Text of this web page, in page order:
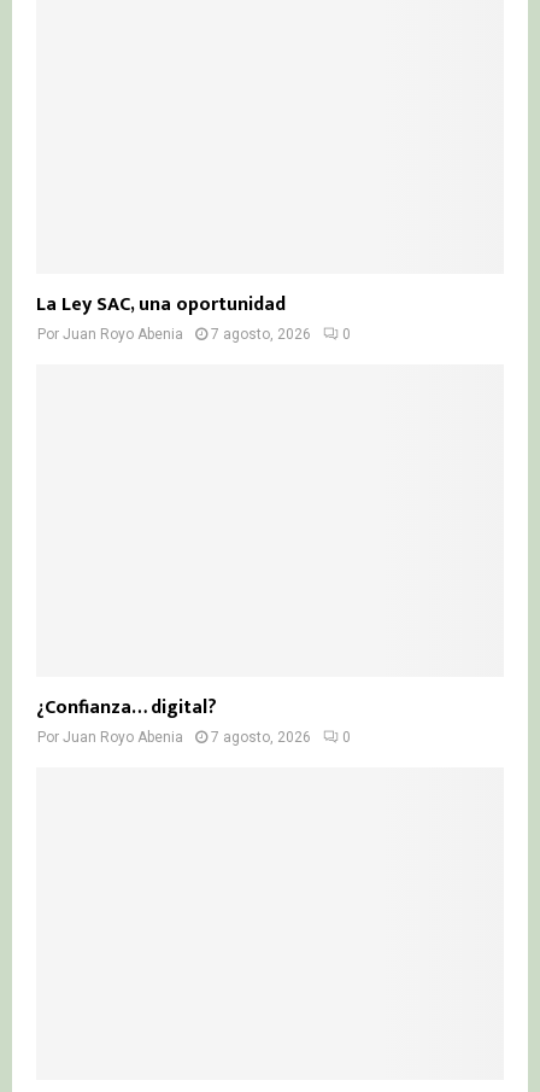
La Ley SAC, una oportunidad
Por Juan Royo Abenia 7 agosto, 2026 0
¿Confianza… digital?
Por Juan Royo Abenia 7 agosto, 2026 0